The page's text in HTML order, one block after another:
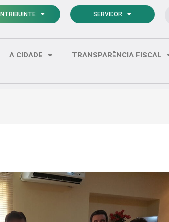
SERVIDOR
A CIDADE TRANSPARÊNCIA FISCAL